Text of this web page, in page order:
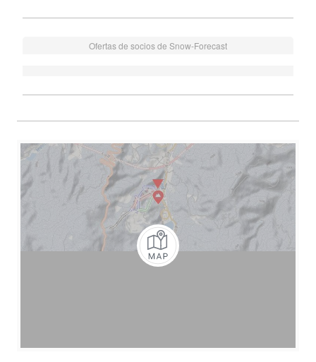
Ofertas de socios de Snow-Forecast